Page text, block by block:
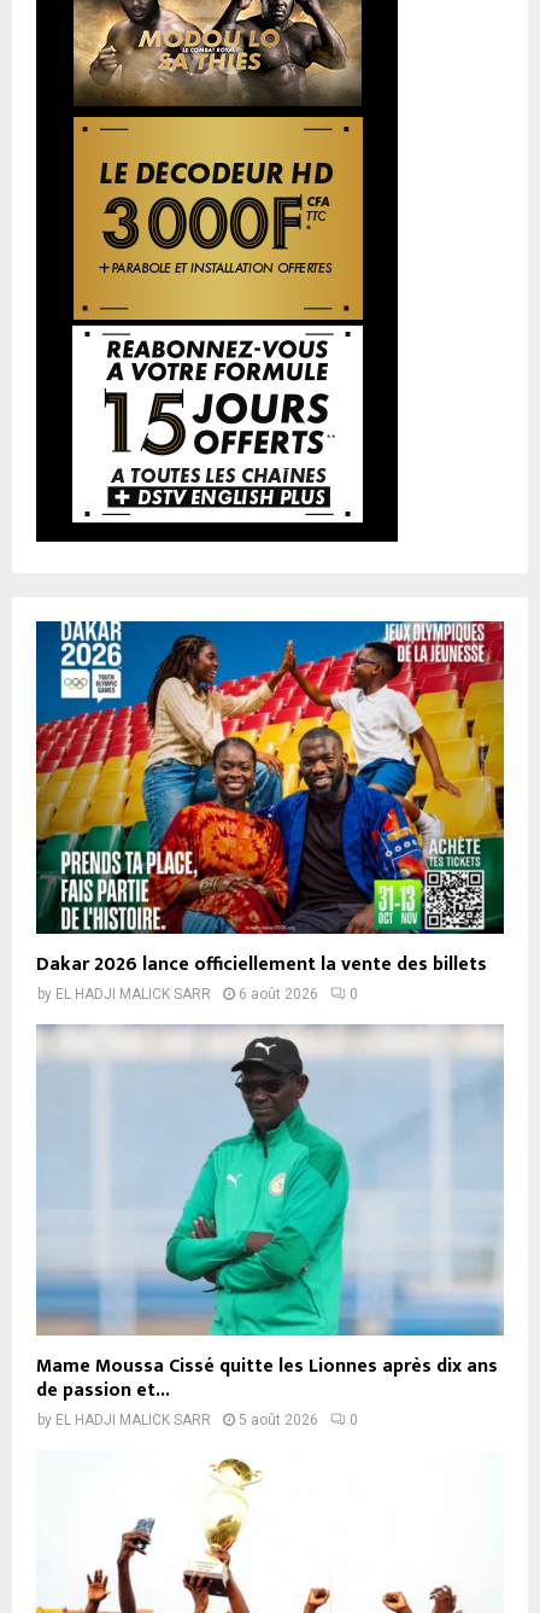
Dakar 2026 lance officiellement la vente des billets
by EL HADJI MALICK SARR 6 août 2026 0
Mame Moussa Cissé quitte les Lionnes après dix ans
de passion et...
by EL HADJI MALICK SARR 5 août 2026 0